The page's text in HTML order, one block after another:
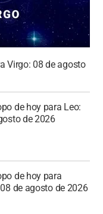
Virgo: 08 de agosto
de hoy para Leo:
de 2026
de hoy para
de agosto de 2026